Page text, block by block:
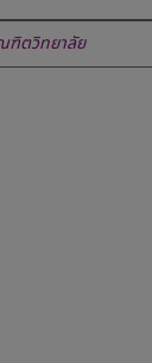
ฑิตวิทยาลัย